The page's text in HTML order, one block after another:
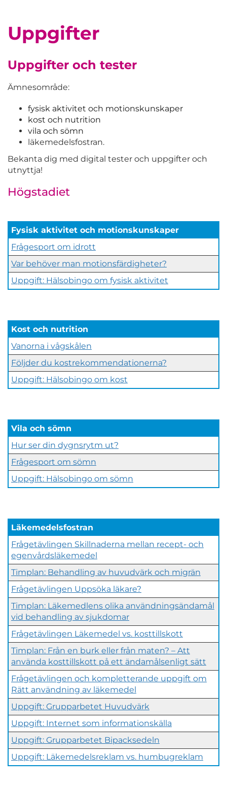
Uppgifter
Uppgifter och tester
Ämnesområde:
fysisk aktivitet och motionskunskaper
kost och nutrition
vila och sömn
läkemedelsfostran.
Bekanta dig med digital tester och uppgifter och
utnyttja!
Högstadiet
Fysisk aktivitet och motionskunskaper
Frågesport om idrott
Var behöver man motionsfärdigheter?
Uppgift: Hälsobingo om fysisk aktivitet
Kost och nutrition
Vanorna i vågskålen
Följder du kostrekommendationerna?
Uppgift: Hälsobingo om kost
Vila och sömn
Hur ser din dygnsrytm ut?
Frågesport om sömn
Uppgift: Hälsobingo om sömn
Läkemedelsfostran
Frågetävlingen Skillnaderna mellan recept- och
egenvårdsläkemedel
Timplan: Behandling av huvudvärk och migrän
Frågetävlingen Uppsöka läkare?
Timplan: Läkemedlens olika användningsändamål
vid behandling av sjukdomar
Frågetävlingen Läkemedel vs. kosttillskott
Timplan: Från en burk eller från maten? – Att
använda kosttillskott på ett ändamålsenligt sätt
Frågetävlingen och kompletterande uppgift om
Rätt användning av läkemedel
Uppgift: Grupparbetet Huvudvärk
Uppgift: Internet som informationskälla
Uppgift: Grupparbetet Bipacksedeln
Uppgift: Läkemedelsreklam vs. humbugreklam